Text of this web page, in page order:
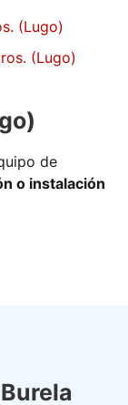
(Lugo)
(Lugo)
de
o instalación